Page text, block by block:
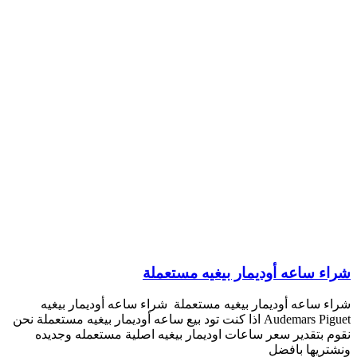
شراء ساعه أوديمار بيغيه مستعملة
شراء ساعه أوديمار بيغيه مستعملة شراء ساعه أوديمار بيغيه
Audemars Piguet اذا كنت تود بيع ساعه أوديمار بيغيه مستعملة نحن
نقوم بتقدير سعر ساعات اوديمار بيغيه اصلية مستعمله وجديده
ونشتريها بافضل